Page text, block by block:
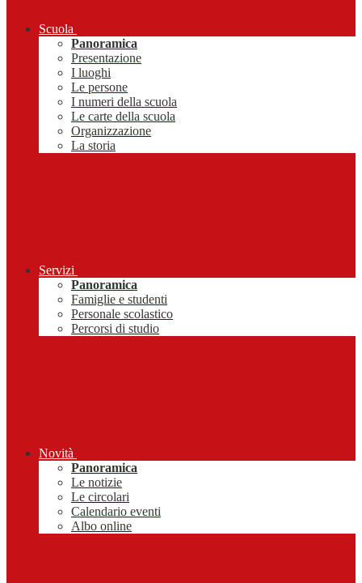
Scuola
Panoramica
Presentazione
I luoghi
Le persone
I numeri della scuola
Le carte della scuola
Organizzazione
La storia
Servizi
Panoramica
Famiglie e studenti
Personale scolastico
Percorsi di studio
Novità
Panoramica
Le notizie
Le circolari
Calendario eventi
Albo online